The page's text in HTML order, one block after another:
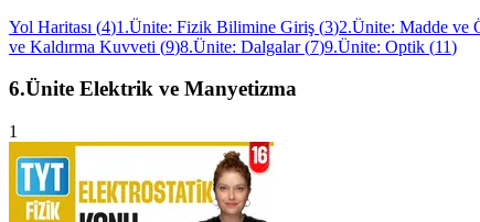
Yol Haritası (4)1.Ünite: Fizik Bilimine Giriş (3)2.Ünite: Madde ve
ve Kaldırma Kuvveti (9)8.Ünite: Dalgalar(7)9.Ünite: Optik (11)
6.Ünite Elektrik ve Manyetizma
1